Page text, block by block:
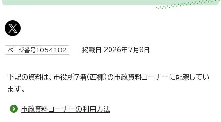
ページ番号1054182 掲載日 2026年7月8日
下記の資料は、市役所7階（西棟）の市政資料コーナーに配架してい
ます。
市政資料コーナーの利用方法